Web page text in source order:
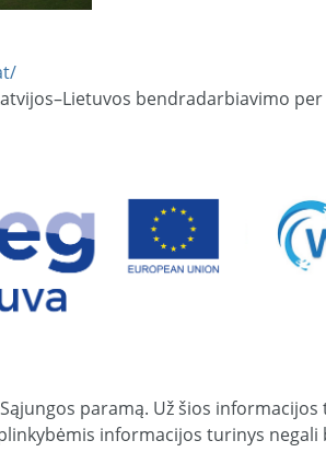
bendradarbiavimo per
paramą. Už šios
informacijos turinys negali